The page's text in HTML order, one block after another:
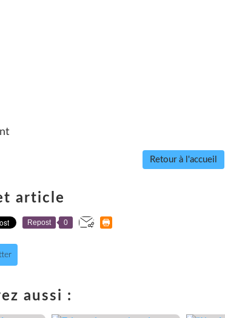
Retour à l'accueil
article
Repost 0
aussi :